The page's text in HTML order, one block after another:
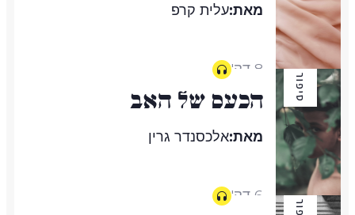
מאת:עלית קרפ
8 דק'
סיפור הכעס של האב
מאת:אלכסנדר גרין
6 דק'